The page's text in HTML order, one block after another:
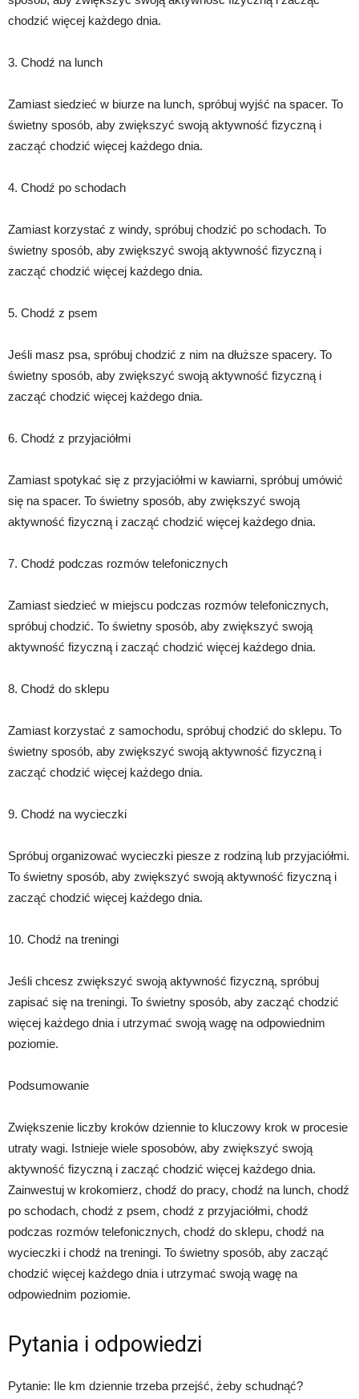
chodzić więcej każdego dnia.
3. Chodź na lunch
Zamiast siedzieć w biurze na lunch, spróbuj wyjść na spacer. To
świetny sposób, aby zwiększyć swoją aktywność fizyczną i
zacząć chodzić więcej każdego dnia.
4. Chodź po schodach
Zamiast korzystać z windy, spróbuj chodzić po schodach. To
świetny sposób, aby zwiększyć swoją aktywność fizyczną i
zacząć chodzić więcej każdego dnia.
5. Chodź z psem
Jeśli masz psa, spróbuj chodzić z nim na dłuższe spacery. To
świetny sposób, aby zwiększyć swoją aktywność fizyczną i
zacząć chodzić więcej każdego dnia.
6. Chodź z przyjaciółmi
Zamiast spotykać się z przyjaciółmi w kawiarni, spróbuj umówić
się na spacer. To świetny sposób, aby zwiększyć swoją
aktywność fizyczną i zacząć chodzić więcej każdego dnia.
7. Chodź podczas rozmów telefonicznych
Zamiast siedzieć w miejscu podczas rozmów telefonicznych,
spróbuj chodzić. To świetny sposób, aby zwiększyć swoją
aktywność fizyczną i zacząć chodzić więcej każdego dnia.
8. Chodź do sklepu
Zamiast korzystać z samochodu, spróbuj chodzić do sklepu. To
świetny sposób, aby zwiększyć swoją aktywność fizyczną i
zacząć chodzić więcej każdego dnia.
9. Chodź na wycieczki
Spróbuj organizować wycieczki piesze z rodziną lub przyjaciółmi.
To świetny sposób, aby zwiększyć swoją aktywność fizyczną i
zacząć chodzić więcej każdego dnia.
10. Chodź na treningi
Jeśli chcesz zwiększyć swoją aktywność fizyczną, spróbuj
zapisać się na treningi. To świetny sposób, aby zacząć chodzić
więcej każdego dnia i utrzymać swoją wagę na odpowiednim
poziomie.
Podsumowanie
Zwiększenie liczby kroków dziennie to kluczowy krok w procesie
utraty wagi. Istnieje wiele sposobów, aby zwiększyć swoją
aktywność fizyczną i zacząć chodzić więcej każdego dnia.
Zainwestuj w krokomierz, chodź do pracy, chodź na lunch, chodź
po schodach, chodź z psem, chodź z przyjaciółmi, chodź
podczas rozmów telefonicznych, chodź do sklepu, chodź na
wycieczki i chodź na treningi. To świetny sposób, aby zacząć
chodzić więcej każdego dnia i utrzymać swoją wagę na
odpowiednim poziomie.
Pytania i odpowiedzi
Pytanie: Ile km dziennie trzeba przejść, żeby schudnąć?